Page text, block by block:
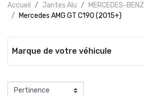
Accueil Jantes Alu MERCEDES-BENZ
Mercedes AMG GT C190 (2015+)
Marque de votre véhicule